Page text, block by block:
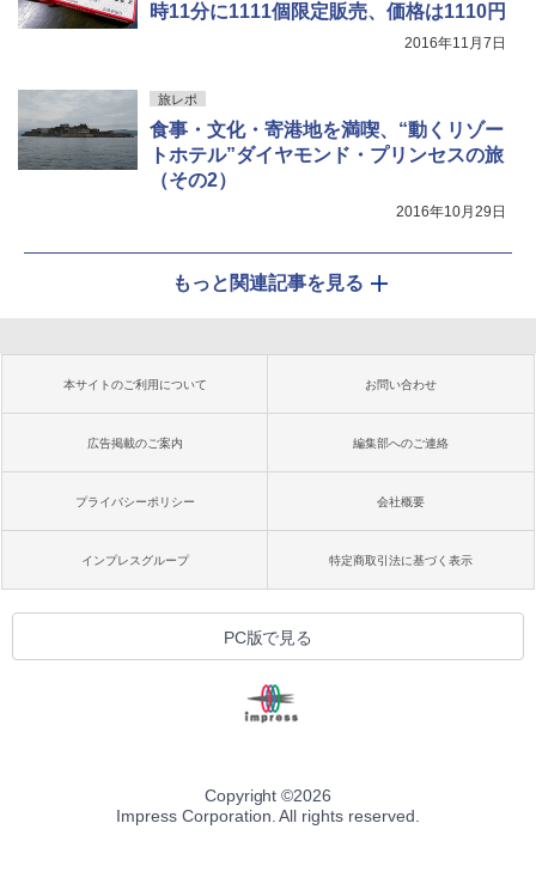
時11分に1111個限定販売、価格は1110円
2016年11月7日
旅レポ
食事・文化・寄港地を満喫、“動くリゾー
トホテル”ダイヤモンド・プリンセスの旅
（その2）
2016年10月29日
もっと関連記事を見る
本サイトのご利用について お問い合わせ
広告掲載のご案内 編集部へのご連絡
プライバシーポリシー 会社概要
インプレスグループ 特定商取引法に基づく表示
PC版で見る
Copyright ©2026
Impress Corporation. All rights reserved.